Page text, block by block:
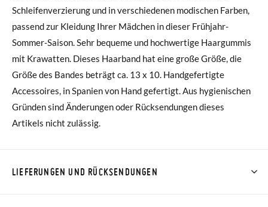
Schleifenverzierung und in verschiedenen modischen Farben,
passend zur Kleidung Ihrer Mädchen in dieser Frühjahr-
Sommer-Saison. Sehr bequeme und hochwertige Haargummis
mit Krawatten. Dieses Haarband hat eine große Größe, die
Größe des Bandes beträgt ca. 13 x 10. Handgefertigte
Accessoires, in Spanien von Hand gefertigt. Aus hygienischen
Gründen sind Änderungen oder Rücksendungen dieses
Artikels nicht zulässig.
LIEFERUNGEN UND RÜCKSENDUNGEN